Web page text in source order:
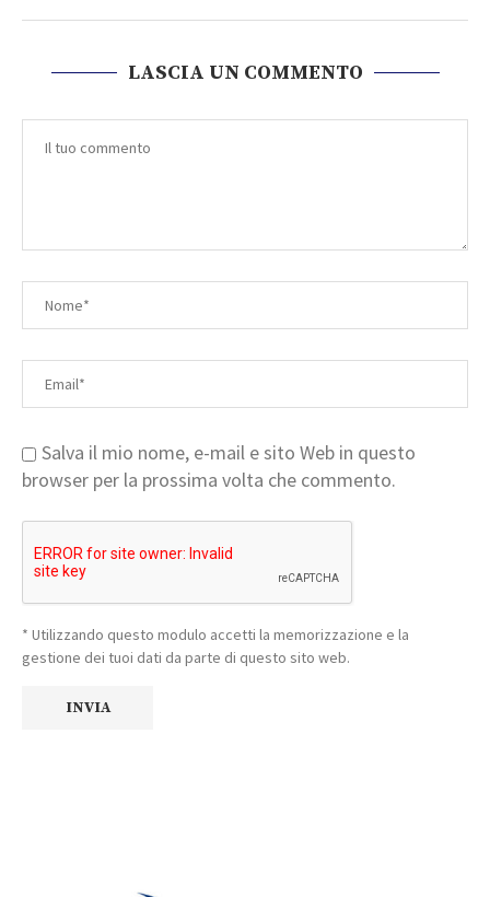
LASCIA UN COMMENTO
Salva il mio nome, e-mail e sito Web in questo
browser per la prossima volta che commento.
* Utilizzando questo modulo accetti la memorizzazione e la
gestione dei tuoi dati da parte di questo sito web.